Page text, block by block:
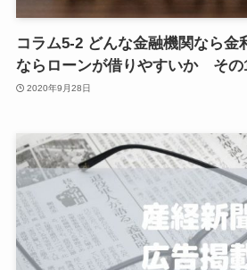
コラム5-2 どんな金融機関なら金
ならローンが借りやすいか その
2020年9月28日